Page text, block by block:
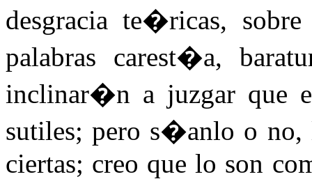
desgracia te�ricas,
palabras carest�a,
inclinar�n a juzgar que
sutiles; pero s�anlo o
ciertas; creo que lo son